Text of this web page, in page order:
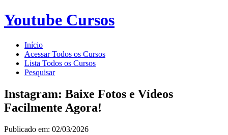
Youtube Cursos
Início
Acessar Todos os Cursos
Lista Todos os Cursos
Pesquisar
Instagram: Baixe Fotos e Vídeos
Facilmente Agora!
Publicado em: 02/03/2026